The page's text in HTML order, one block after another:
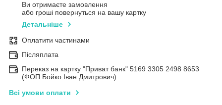
Ви отримаєте замовлення
або гроші повернуться на вашу картку
Детальніше
Оплатити частинами
Післяплата
Переказ на картку "Приват банк" 5169 3305 2498 8653
(ФОП Бойко Іван Дмитрович)
Всі умови оплати